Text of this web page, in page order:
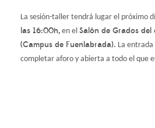
La sesión-taller tendrá lugar el próximo
las 16:00h, en el Salón de Grados
(Campus de Fuenlabrada). La entrada
completar aforo y abierta a todo el que